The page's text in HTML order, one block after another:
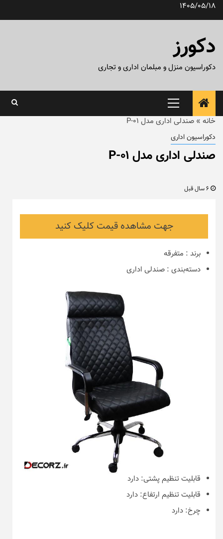
پرش1405/05/18
دکورز
دکوراسیون منزل و مبلمان اداری و تجاری
منوی
اصلی
خانه » صندلی اداری مدل P-01
دکوراسیون اداری
صندلی اداری مدل P-01
جهت مشاهده قیمت کلیک کنید
برند : متفرقه
دسته‌بندی : صندلی اداری
قابلیت تنظیم پشتی: دارد
قابلیت تنظیم ارتفاع: دارد
چرخ: دارد